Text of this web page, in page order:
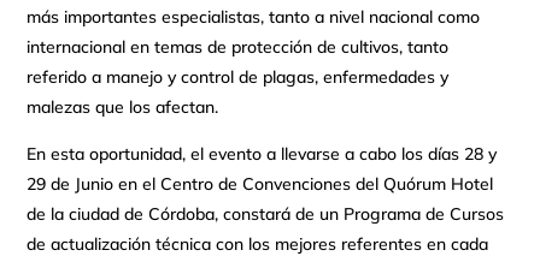
más importantes especialistas, tanto a nivel nacional como
internacional en temas de protección de cultivos, tanto
referido a manejo y control de plagas, enfermedades y
malezas que los afectan.
En esta oportunidad, el evento a llevarse a cabo los días 28 y
29 de Junio en el Centro de Convenciones del Quórum Hotel
de la ciudad de Córdoba, constará de un Programa de Cursos
de actualización técnica con los mejores referentes en cada